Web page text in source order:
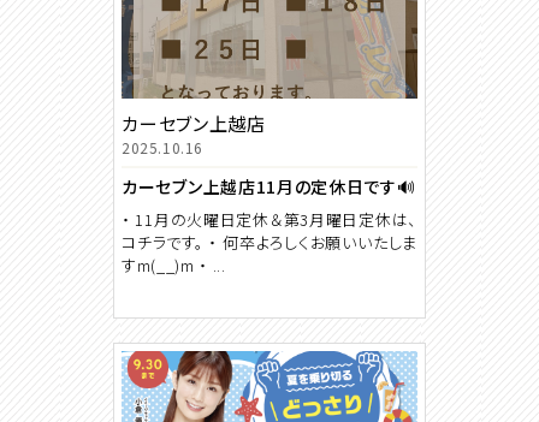
カーセブン上越店
2025.10.16
カーセブン上越店11月の定休日です🔊
・ 11月の火曜日定休＆第3月曜日定休は、
コチラです。 ・ 何卒よろしくお願いいたしま
すm(__)m ・ ...